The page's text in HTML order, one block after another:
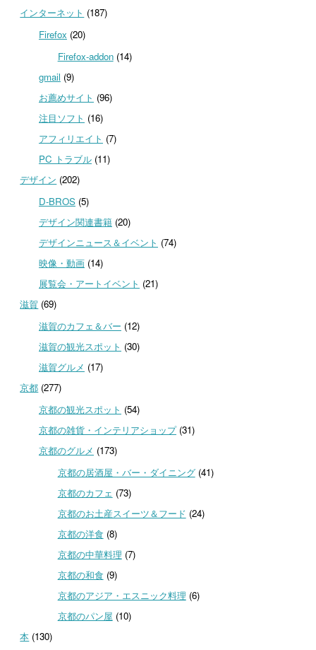
インターネット (187)
Firefox (20)
Firefox-addon(14)
gmail (9)
お薦めサイト (96)
注目ソフト (16)
アフィリエイト (7)
PC トラブル(11)
デザイン (202)
D-BROS(5)
デザイン関連書籍(20)
デザインニュース＆イベント (74)
映像・動画(14)
展覧会・アートイベント (21)
滋賀 (69)
滋賀のカフェ＆バー (12)
滋賀の観光スポット (30)
滋賀グルメ (17)
京都 (277)
京都の観光スポット (54)
京都の雑貨・インテリアショップ(31)
京都のグルメ (173)
京都の居酒屋・バー・ダイニング(41)
京都のカフェ (73)
京都のお土産スイーツ＆フード (24)
京都の洋食 (8)
京都の中華料理 (7)
京都の和食 (9)
京都のアジア・エスニック料理 (6)
京都のパン屋 (10)
本 (130)